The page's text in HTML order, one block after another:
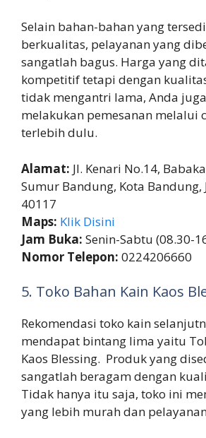
Selain bahan-bahan yang
berkualitas, pelayanan yang
sangatlah bagus. Harga yang
kompetitif tetapi dengan
tidak mengantri lama, Anda
melakukan pemesanan melalui
terlebih dulu.
Alamat: Jl. Kenari No.14,
Sumur Bandung, Kota Bandung,
40117
Maps: Klik Disini
Jam Buka: Senin-Sabtu (08.30-
Nomor Telepon: 0224206660
5. Toko Bahan Kain Kaos
Rekomendasi toko kain
mendapat bintang lima yaitu
Kaos Blessing. Produk yang
sangatlah beragam dengan
Tidak hanya itu saja, toko ini
yang lebih murah dan